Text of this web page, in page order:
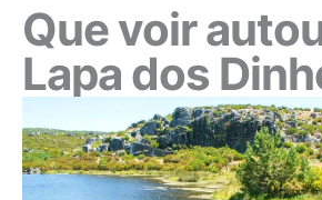
Que voir
Lapa dos